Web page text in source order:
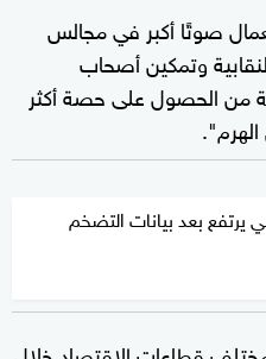
صوتًا أكبر في مجالس
وتمكين أصحاب
من الحصول على حصة أكثر
يرتفع بعد بيانات التضخم